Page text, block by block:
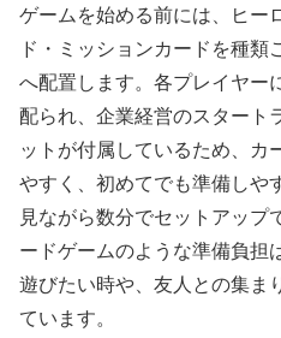
ゲームを始める前には、ヒー
ド・ミッションカードを種
へ配置します。各プレイヤー
配られ、企業経営のスタート
ットが付属しているため、カ
やすく、初めてでも準備しや
見ながら数分でセットアップ
ードゲームのような準備負担
遊びたい時や、友人との集ま
ています。